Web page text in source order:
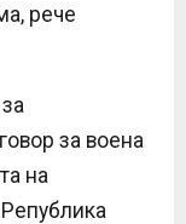
рече
за воена
на